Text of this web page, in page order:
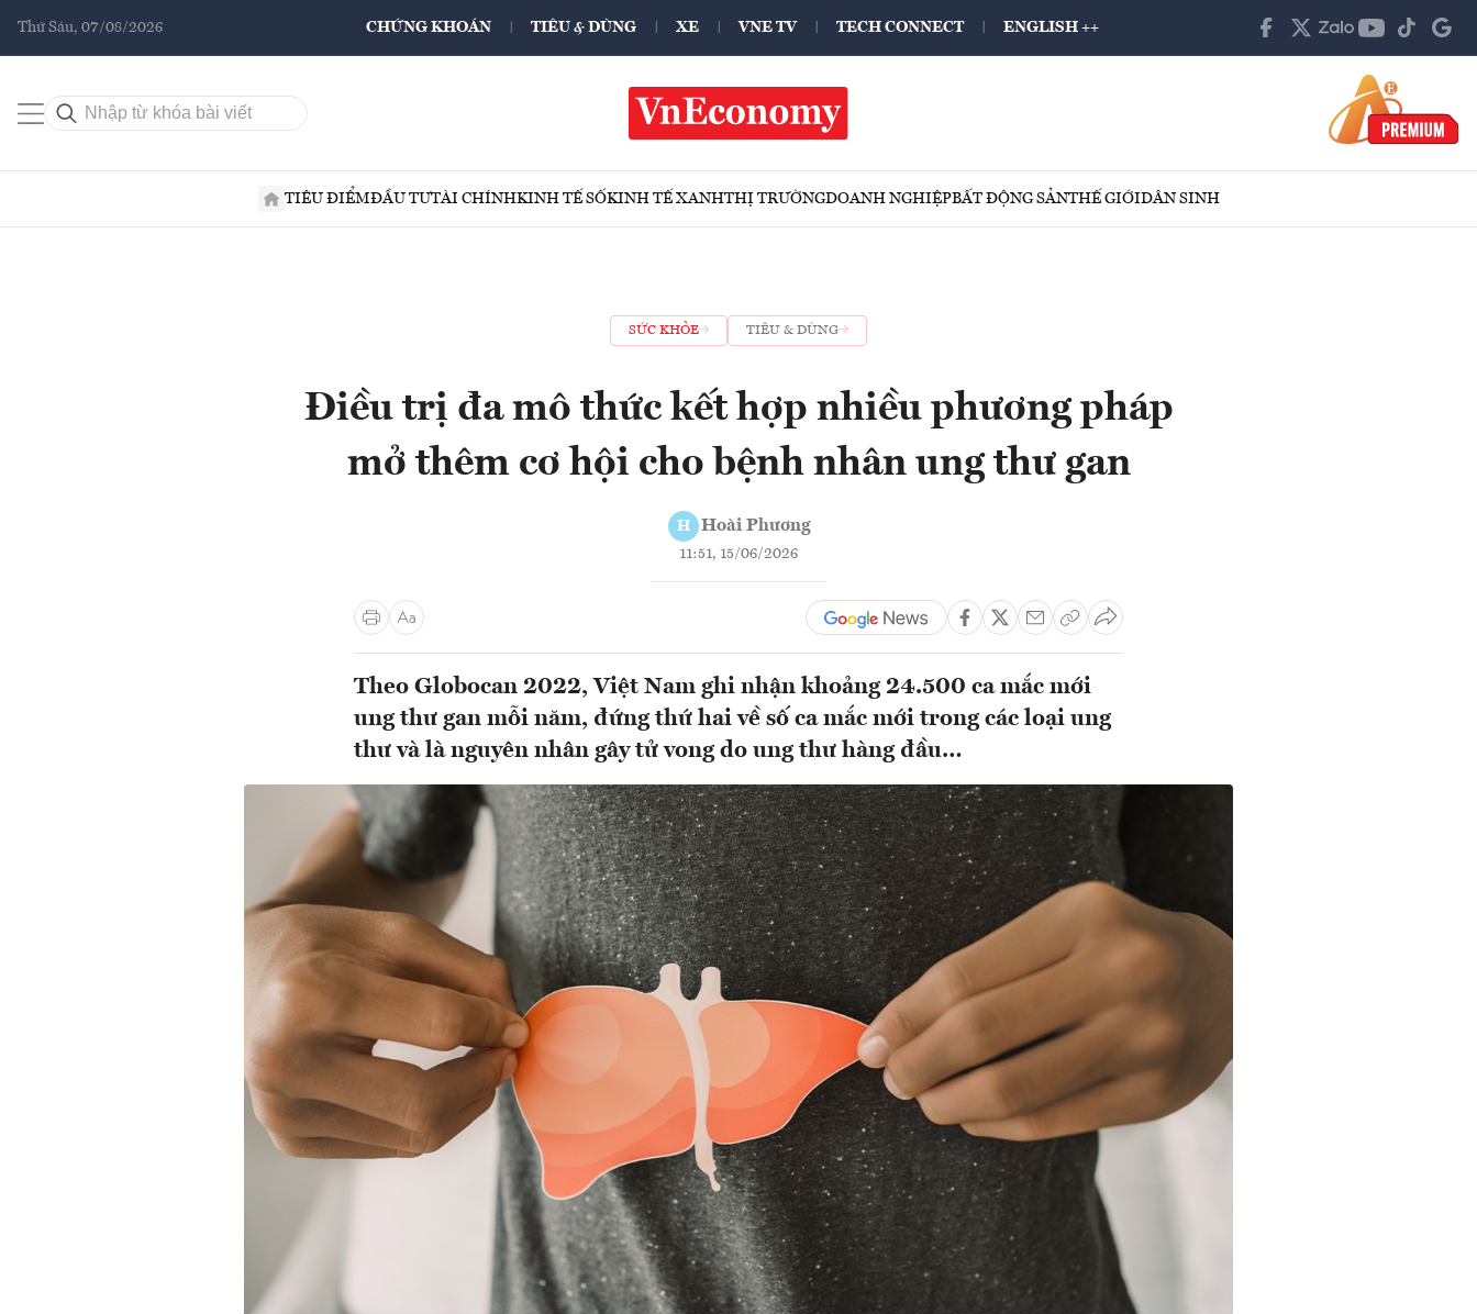
Thứ Sáu, 07/08/2026 CHỨNG KHOÁN TIÊU & DÙNG XE VNE TV TECH CONNECT ENGLISH ++
TIÊU ĐIỂMĐẦU TƯTÀI CHÍNHKINH TẾ SỐKINH TẾ XANHTHỊ TRƯỜNGDOANH NGHIỆPBẤT ĐỘNG SẢNTHẾ GIỚIDÂN SINH
SỨC KHỎE TIÊU & DÙNG
Điều trị đa mô thức kết hợp nhiều phương pháp
mở thêm cơ hội cho bệnh nhân ung thư gan
H Hoài Phương
11:51, 15/06/2026
Theo Globocan 2022, Việt Nam ghi nhận khoảng 24.500 ca mắc mới
ung thư gan mỗi năm, đứng thứ hai về số ca mắc mới trong các loại ung
thư và là nguyên nhân gây tử vong do ung thư hàng đầu…